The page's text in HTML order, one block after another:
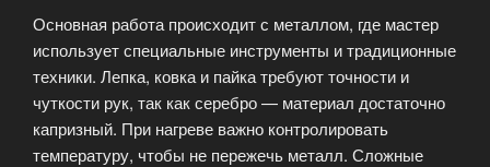
Основная работа происходит с металлом, где мастер
использует специальные инструменты и традиционные
техники. Лепка, ковка и пайка требуют точности и
чуткости рук, так как серебро — материал достаточно
капризный. При нагреве важно контролировать
температуру, чтобы не пережечь металл. Сложные